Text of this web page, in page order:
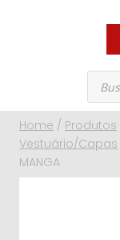
Home / Produtos
Vestuário/Capas
MANGA